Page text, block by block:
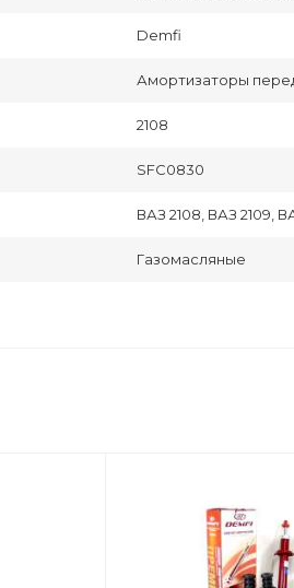
Demfi
Амортизаторы
2108
SFC0830
ВАЗ 2108, ВАЗ 2109,
Газомасляные